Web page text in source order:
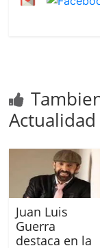
Actualidad
Juan Luis
Guerra
destaca en la